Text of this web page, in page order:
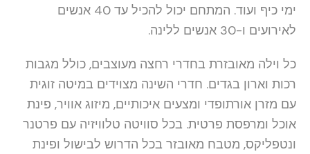
ימי כיף ועוד. המתחם יכול להכיל עד 40 אנשים
לאירועים ו-30 אנשים ללינה.
כל וילה מאובזרת בחדרי רחצה מעוצבים, כולל מגבות
רכות וארון בגדים. חדרי השינה מצוידים במיטה זוגית
עם מזרן אורתופדי ומצעים איכותיים, מיזוג אוויר, פינת
אוכל ומרפסת פרטית. בכל סוויטה טלוויזיה עם פרטנר
ונטפליקס, מטבח מאובזר בכל הדרוש לבישול ופינת